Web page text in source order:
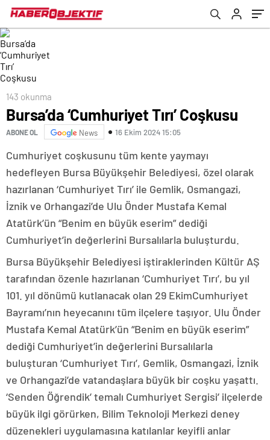
143 okunma
Bursa’da ‘Cumhuriyet Tırı’ Coşkusu
ABONE OL News 16 Ekim 2024 15:05
Cumhuriyet coşkusunu tüm kente yaymayı
hedefleyen Bursa Büyükşehir Belediyesi, özel olarak
hazırlanan ‘Cumhuriyet Tırı’ ile Gemlik, Osmangazi,
İznik ve Orhangazi’de Ulu Önder Mustafa Kemal
Atatürk’ün “Benim en büyük eserim” dediği
Cumhuriyet’in değerlerini Bursalılarla buluşturdu.
Bursa Büyükşehir Belediyesi iştiraklerinden Kültür AŞ
tarafından özenle hazırlanan ‘Cumhuriyet Tırı’, bu yıl
101. yıl dönümü kutlanacak olan 29 EkimCumhuriyet
Bayramı’nın heyecanını tüm ilçelere taşıyor. Ulu Önder
Mustafa Kemal Atatürk’ün “Benim en büyük eserim”
dediği Cumhuriyet’in değerlerini Bursalılarla
buluşturan ‘Cumhuriyet Tırı’, Gemlik, Osmangazi, İznik
ve Orhangazi’de vatandaşlara büyük bir coşku yaşattı.
‘Senden Öğrendik’ temalı Cumhuriyet Sergisi’ ilçelerde
büyük ilgi görürken, Bilim Teknoloji Merkezi deney
düzenekleri uygulamasına katılanlar keyifli anlar